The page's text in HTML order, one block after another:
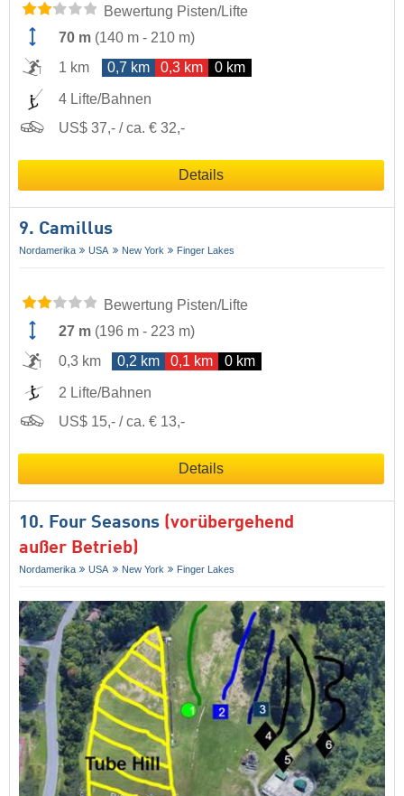
Bewertung Pisten/Lifte
70 m (140 m - 210 m)
1 km
0,7 km 0,3 km 0 km
4 Lifte/Bahnen
US$ 37,- / ca. € 32,-
Details
9. Camillus
Nordamerika USA New York Finger Lakes
Bewertung Pisten/Lifte
27 m (196 m - 223 m)
0,3 km
0,2 km 0,1 km 0 km
2 Lifte/Bahnen
US$ 15,- / ca. € 13,-
Details
10. Four Seasons (vorübergehend
außer Betrieb)
Nordamerika USA New York Finger Lakes